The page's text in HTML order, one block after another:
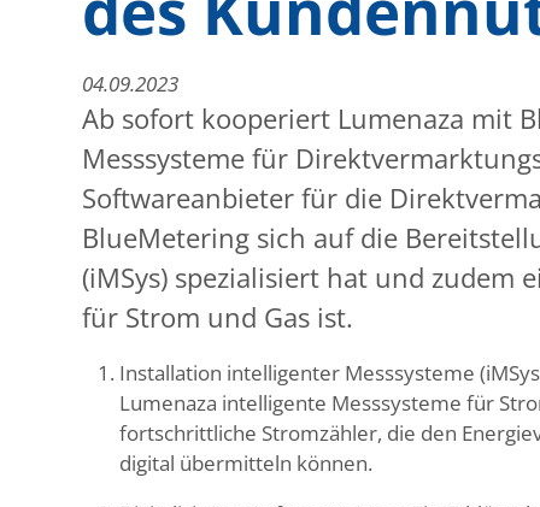
04.09.2023
Ab sofort kooperiert Lumenaza mit
Messsysteme für
Softwareanbieter für die
BlueMetering sich auf die
(iMSys) spezialisiert hat und zudem
für Strom und Gas ist.
Installation intelligenter Messsysteme
Lumenaza intelligente Messsysteme für
fortschrittliche Stromzähler, die den
digital übermitteln können.